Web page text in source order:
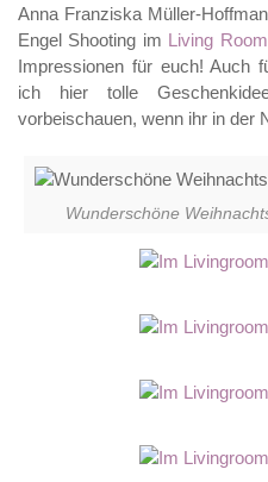
Anna Franziska Müller-
Engel Shooting im Living
Impressionen für euch! Auch
ich hier tolle
vorbeischauen, wenn ihr in der
Wunderschöne